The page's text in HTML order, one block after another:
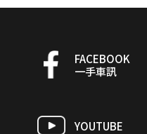
FACEBOOK
一手車訊
YOUTUBE